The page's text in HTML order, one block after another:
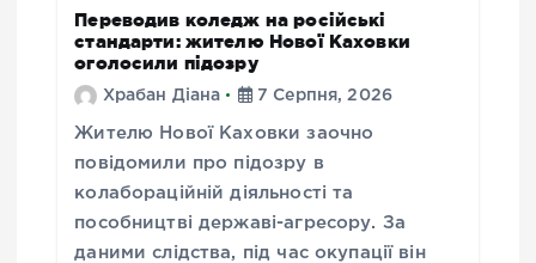
Переводив коледж на російські
стандарти: жителю Нової Каховки
оголосили підозру
Храбан Діана 7 Серпня, 2026
Жителю Нової Каховки заочно
повідомили про підозру в
колабораційній діяльності та
пособництві державі-агресору. За
даними слідства, під час окупації він